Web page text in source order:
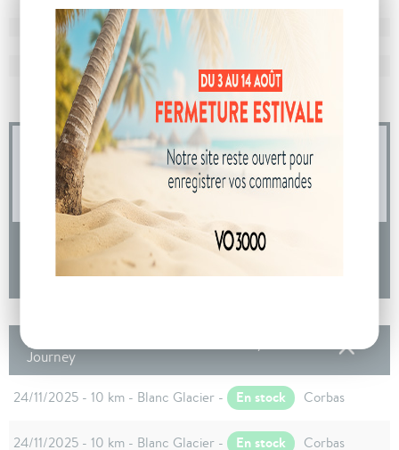
boîte automatique
Puissance
Couleur
avec WLTP
04 73 14 64 14
(Prix d'un appel local)
DEMANDE D'INFORMATIONS
Les autres Dacia DUSTER Nouveau Hybrid 140
Journey
24/11/2025 - 10 km - Blanc Glacier - En stock Corbas
24/11/2025 - 10 km - Blanc Glacier - En stock Corbas